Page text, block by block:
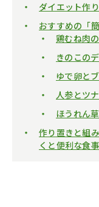
ダイエット作
おすすめの「
鶏むね肉
きのこの
ゆで卵と
人参とツ
ほうれん
作り置きと組
くと便利な食